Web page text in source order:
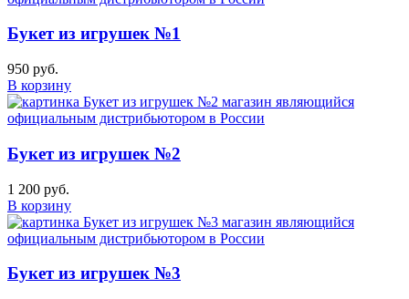
Букет из игрушек №1
950 руб.
В корзину
Букет из игрушек №2
1 200 руб.
В корзину
Букет из игрушек №3